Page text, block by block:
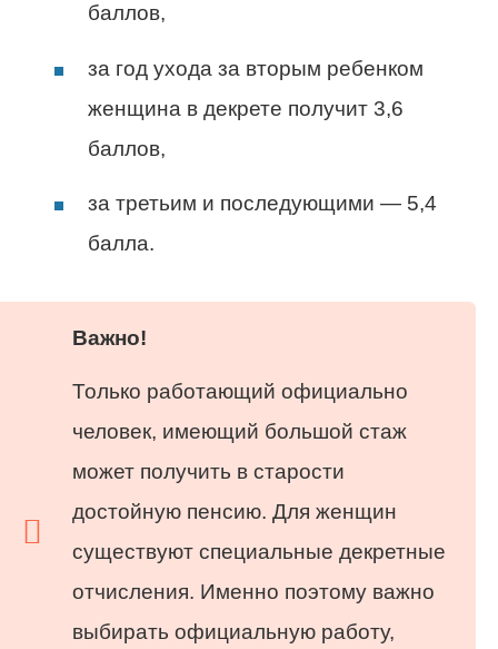
баллов,
за год ухода за вторым ребенком
женщина в декрете получит 3,6
баллов,
за третьим и последующими — 5,4
балла.
Важно!
Только работающий официально
человек, имеющий большой стаж
может получить в старости
достойную пенсию. Для женщин
существуют специальные декретные
отчисления. Именно поэтому важно
выбирать официальную работу,